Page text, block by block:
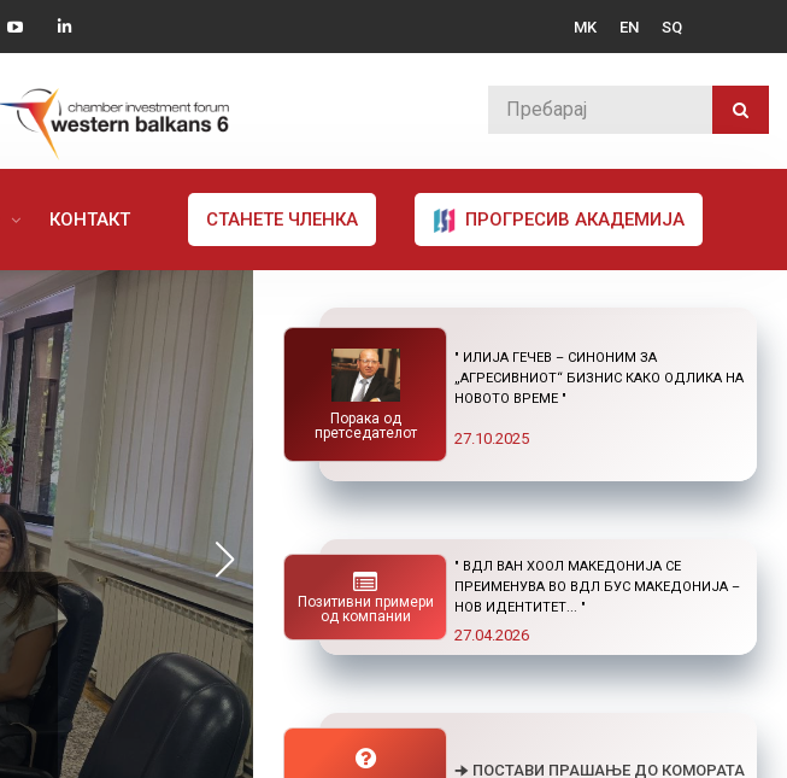
MK EN SQ
КОНТАКТ СТАНЕТЕ ЧЛЕНКА ПРОГРЕСИВ АКАДЕМИЈА
Најново од комората
Азески во Брунен, Швајцарија, во врска со организацијата на
конференцијата за трговските марки и нетарифните бариери
21.07.2026
Порака од
претседателот
" ИЛИЈА ГЕЧЕВ – СИНОНИМ ЗА
„АГРЕСИВНИОТ“ БИЗНИС КАКО ОДЛИКА НА
НОВОТО ВРЕМЕ "
27.10.2025
Позитивни примери
од компании
" НОВ ПОВИК ОД ОКТА: СТИПЕНДИИ ЗА
ПОСТДИПЛОМСКИ СТУДИИ ДОМА И ВО
СТРАНСТВО "
01.04.2026
🠊 ПОСТАВИ ПРАШАЊЕ ДО КОМОРАТА